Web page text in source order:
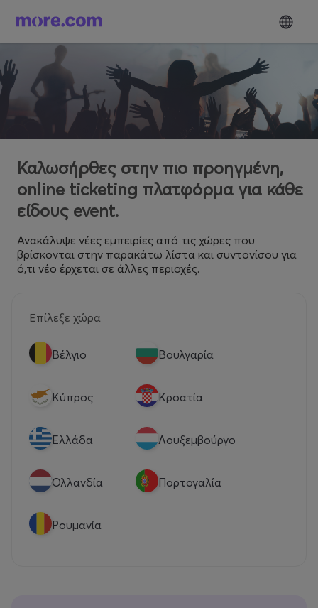
Καλωσήρθες στην πιο προηγμένη,
online ticketing πλατφόρμα για κάθε
είδους event.
Ανακάλυψε νέες εμπειρίες από τις χώρες που
βρίσκονται στην παρακάτω λίστα και συντονίσου για
ό,τι νέο έρχεται σε άλλες περιοχές.
Επίλεξε χώρα
Βέλγιο Βουλγαρία
Κύπρος Κροατία
Eλλάδα Λουξεμβούργο
Ολλανδία Πορτογαλία
Ρουμανία